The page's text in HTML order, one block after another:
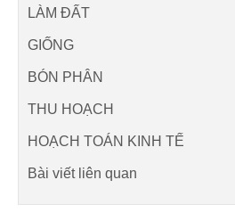
LÀM ĐẤT
GIỐNG
BÓN PHÂN
THU HOẠCH
HOẠCH TOÁN KINH TẾ
Bài viết liên quan